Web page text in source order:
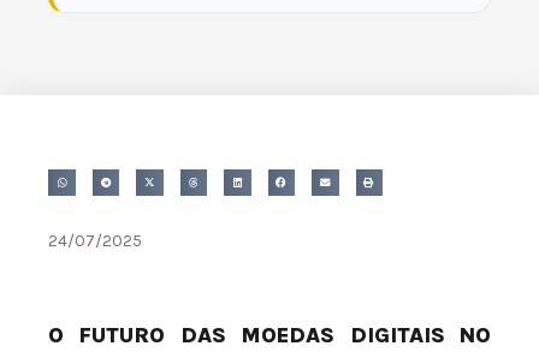
24/07/2025
O FUTURO DAS MOEDAS DIGITAIS NO